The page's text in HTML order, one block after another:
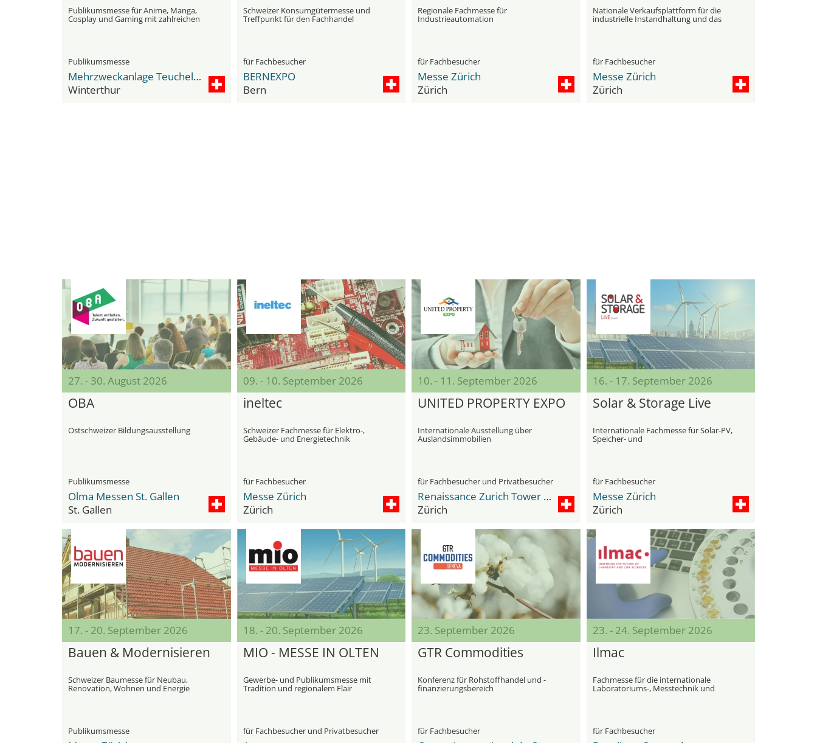
Publikumsmesse für Anime, Manga,
Cosplay und Gaming mit zahlreichen
Workshops und abwechslungsreichen
Publikumsmesse
Mehrzweckanlage Teuchelweiher
Winterthur
Schweizer Konsumgütermesse und
Treffpunkt für den Fachhandel
für Fachbesucher
BERNEXPO
Bern
Regionale Fachmesse für
Industrieautomation
für Fachbesucher
Messe Zürich
Zürich
Nationale Verkaufsplattform für die
industrielle Instandhaltung und das
technische Einrichtungsmanagement
für Fachbesucher
Messe Zürich
Zürich
27. - 30. August 2026
OBA
Ostschweizer Bildungsausstellung
Publikumsmesse
Olma Messen St. Gallen
St. Gallen
09. - 10. September 2026
ineltec
Schweizer Fachmesse für Elektro-,
Gebäude- und Energietechnik
für Fachbesucher
Messe Zürich
Zürich
10. - 11. September 2026
UNITED PROPERTY EXPO
Internationale Ausstellung über
Auslandsimmobilien
für Fachbesucher und Privatbesucher
Renaissance Zurich Tower Hotel
Zürich
16. - 17. September 2026
Solar & Storage Live
Internationale Fachmesse für Solar-PV,
Speicher- und
Komplementärtechnologien
für Fachbesucher
Messe Zürich
Zürich
17. - 20. September 2026
Bauen & Modernisieren
Schweizer Baumesse für Neubau,
Renovation, Wohnen und Energie
Publikumsmesse
18. - 20. September 2026
MIO - MESSE IN OLTEN
Gewerbe- und Publikumsmesse mit
Tradition und regionalem Flair
für Fachbesucher und Privatbesucher
23. September 2026
GTR Commodities
Konferenz für Rohstoffhandel und -
finanzierungsbereich
für Fachbesucher
23. - 24. September 2026
Ilmac
Fachmesse für die internationale
Laboratoriums-, Messtechnik und
für Fachbesucher